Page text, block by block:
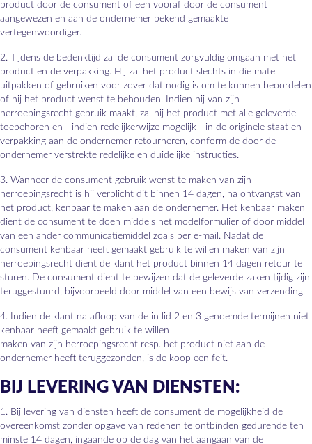
product door de consument of een vooraf door de consument
aangewezen en aan de ondernemer bekend gemaakte
vertegenwoordiger.
2. Tijdens de bedenktijd zal de consument zorgvuldig omgaan met het
product en de verpakking. Hij zal het product slechts in die mate
uitpakken of gebruiken voor zover dat nodig is om te kunnen beoordelen
of hij het product wenst te behouden. Indien hij van zijn
herroepingsrecht gebruik maakt, zal hij het product met alle geleverde
toebehoren en - indien redelijkerwijze mogelijk - in de originele staat en
verpakking aan de ondernemer retourneren, conform de door de
ondernemer verstrekte redelijke en duidelijke instructies.
3. Wanneer de consument gebruik wenst te maken van zijn
herroepingsrecht is hij verplicht dit binnen 14 dagen, na ontvangst van
het product, kenbaar te maken aan de ondernemer. Het kenbaar maken
dient de consument te doen middels het modelformulier of door middel
van een ander communicatiemiddel zoals per e-mail. Nadat de
consument kenbaar heeft gemaakt gebruik te willen maken van zijn
herroepingsrecht dient de klant het product binnen 14 dagen retour te
sturen. De consument dient te bewijzen dat de geleverde zaken tijdig zijn
teruggestuurd, bijvoorbeeld door middel van een bewijs van verzending.
4. Indien de klant na afloop van de in lid 2 en 3 genoemde termijnen niet
kenbaar heeft gemaakt gebruik te willen
maken van zijn herroepingsrecht resp. het product niet aan de
ondernemer heeft teruggezonden, is de koop een feit.
BIJ LEVERING VAN DIENSTEN:
1. Bij levering van diensten heeft de consument de mogelijkheid de
overeenkomst zonder opgave van redenen te ontbinden gedurende ten
minste 14 dagen, ingaande op de dag van het aangaan van de